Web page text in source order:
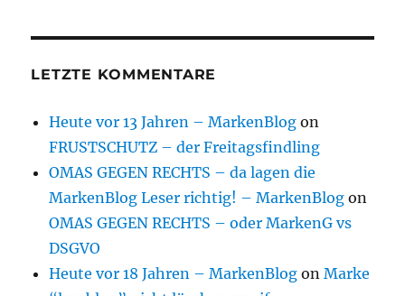
LETZTE KOMMENTARE
Heute vor 13 Jahren – MarkenBlog on
FRUSTSCHUTZ – der Freitagsfindling
OMAS GEGEN RECHTS – da lagen die
MarkenBlog Leser richtig! – MarkenBlog on
OMAS GEGEN RECHTS – oder MarkenG vs
DSGVO
Heute vor 18 Jahren – MarkenBlog onMarke